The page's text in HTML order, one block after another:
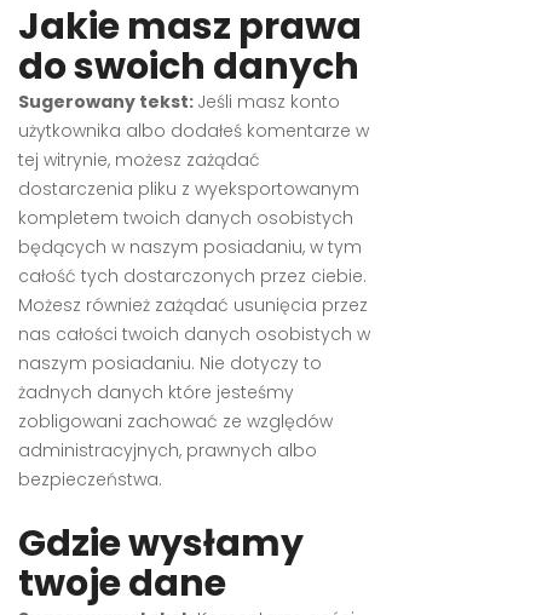
Jakie masz prawa
do swoich danych
Sugerowany tekst: Jeśli masz konto
użytkownika albo dodałeś komentarze w
tej witrynie, możesz zażądać
dostarczenia pliku z wyeksportowanym
kompletem twoich danych osobistych
będących w naszym posiadaniu, w tym
całość tych dostarczonych przez ciebie.
Możesz również zażądać usunięcia przez
nas całości twoich danych osobistych w
naszym posiadaniu. Nie dotyczy to
żadnych danych które jesteśmy
zobligowani zachować ze względów
administracyjnych, prawnych albo
bezpieczeństwa.
Gdzie wysłamy
twoje dane